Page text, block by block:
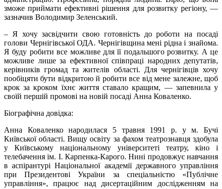
зможе приймати ефективні рішення для розвитку регіону, —
зазначив Володимир Зеленський.
– Я хочу засвідчити свою готовність до роботи на посаді
голови Чернігівської ОДА. Чернігівщина мені рідна і знайома.
Я буду робити все можливе для її подальшого розвитку. А це
можливе лише за ефективної співпраці народних депутатів,
керівників громад та жителів області. Для чернігівців хочу
пообіцяти бути відкритою й робити все від мене залежне, щоб
крок за кроком їхнє життя ставало кращим, — запевнила у
своїй першій промові на новій посаді Анна Коваленко.
Біографічна довідка:
Анна Коваленко народилася 5 травня 1991 р. у м. Бучі
Київської області. Вищу освіту за фахом театрознавця здобула
у Київському національному університеті театру, кіно і
телебачення ім. І. Карпенка-Карого. Нині продовжує навчання
в аспірантурі Національної академії державного управління
при Президентові України за спеціальністю «Публічне
управління», працює над дисертаційним дослідженням на